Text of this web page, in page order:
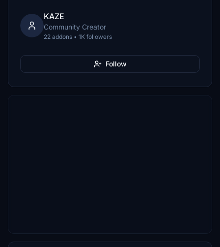
KAZE
Community Creator
22 addons • 1K followers
Follow